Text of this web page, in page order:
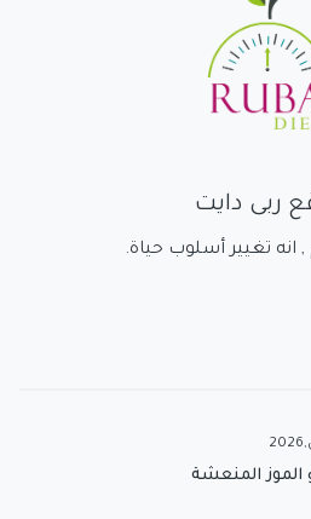
ربى دايت
انه تغيير أسلوب حياة.
الموز المنعشة